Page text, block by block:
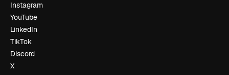
Instagram
YouTube
LinkedIn
TikTok
Discord
X